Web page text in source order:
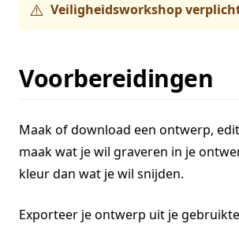
⚠️ Veiligheidsworkshop
Voorbereidingen
Maak of download een ontwerp,
maak wat je wil graveren in je
kleur dan wat je wil snijden.
Exporteer je ontwerp uit je